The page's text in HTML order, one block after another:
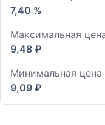
7,40 %
Максимальная
9,48 ₽
Минимальная
9,09 ₽